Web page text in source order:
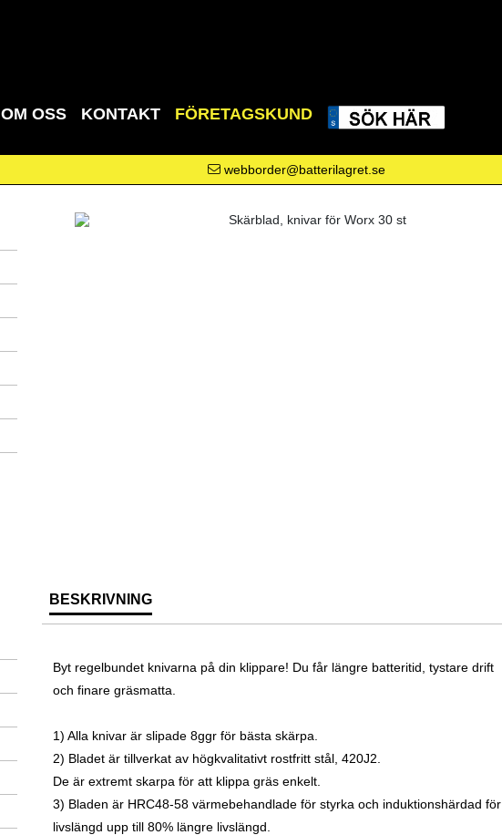
OM OSS KONTAKT FÖRETAGSKUND
webborder@batterilagret.se
BESKRIVNING
Byt regelbundet knivarna på din klippare! Du får längre batteritid, tystare drift
och finare gräsmatta.
1) Alla knivar är slipade 8ggr för bästa skärpa.
2) Bladet är tillverkat av högkvalitativt rostfritt stål, 420J2.
De är extremt skarpa för att klippa gräs enkelt.
3) Bladen är HRC48-58 värmebehandlade för styrka och induktionshärdad för
livslängd upp till 80% längre livslängd.